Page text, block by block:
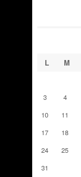
L
M
3
4
10
11
17
18
24
25
31